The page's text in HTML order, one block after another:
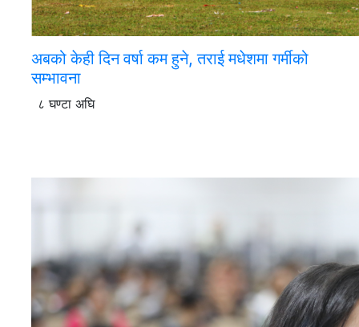
अबको केही दिन वर्षा कम हुने, तराई मधेशमा गर्मीको
सम्भावना
८ घण्टा अघि